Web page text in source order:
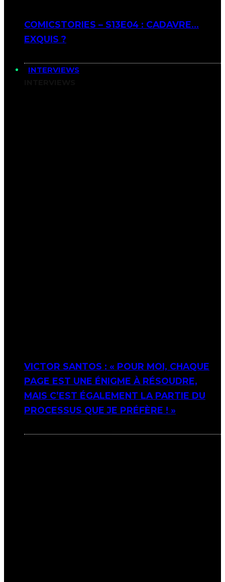
COMICSTORIES – S13E04 : CADAVRE…
EXQUIS ?
INTERVIEWS
VICTOR SANTOS : « POUR MOI, CHAQUE
PAGE EST UNE ÉNIGME À RÉSOUDRE,
MAIS C’EST ÉGALEMENT LA PARTIE DU
PROCESSUS QUE JE PRÉFÈRE ! »